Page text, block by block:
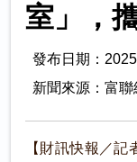
室」，
發展
發布日期：
新聞來源：富聯
【財訊快報／記